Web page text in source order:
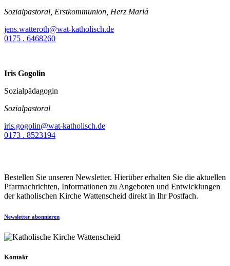
Sozialpastoral, Erstkommunion, Herz Mariä
jens.watteroth@wat-katholisch.de
0175 . 6468260
Iris Gogolin
Sozialpädagogin
Sozialpastoral
iris.gogolin@wat-katholisch.de
0173 . 8523194
Bestellen Sie unseren Newsletter. Hierüber erhalten Sie die aktuellen
Pfarrnachrichten, Informationen zu Angeboten und Entwicklungen
der katholischen Kirche Wattenscheid direkt in Ihr Postfach.
Newsletter abonnieren
Kontakt